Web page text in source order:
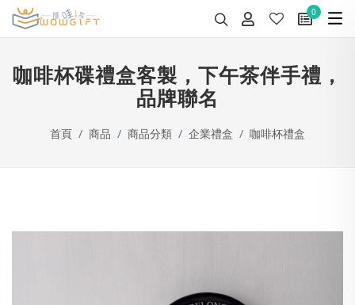
0
咖啡杯碟禮盒客製，下午茶伴手禮，
品牌聯名
首頁 商品 商品分類 企業禮盒 咖啡杯禮盒